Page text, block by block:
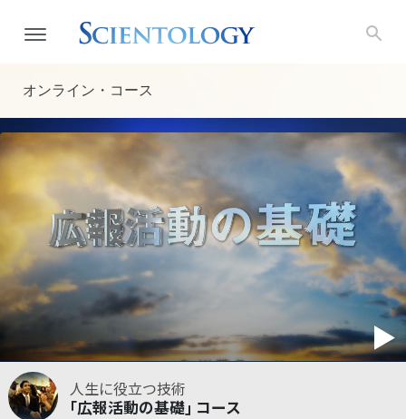
オンライン・コース
人生に役立つ技術
｢広報活動の基礎｣ コース